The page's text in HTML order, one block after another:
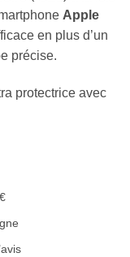
Apple
en plus d’un
précise.
protectrice avec